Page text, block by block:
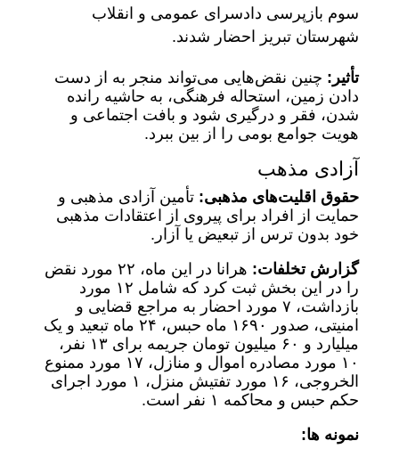
سوم بازپرسی دادسرای عمومی و انقلاب
شهرستان تبریز احضار شدند.
تأثیر: چنین نقض‌هایی می‌تواند منجر به از دست
دادن زمین، استحاله فرهنگی، به حاشیه رانده
شدن، فقر و درگیری شود و بافت اجتماعی و
هویت جوامع بومی را از بین ببرد.
آزادی مذهب
حقوق اقلیت‌های مذهبی: تأمین آزادی مذهبی و
حمایت از افراد برای پیروی از اعتقادات مذهبی
خود بدون ترس از تبعیض یا آزار.
گزارش تخلفات:
هرانا در این ماه، ۲۲ مورد نقض
را در این بخش ثبت کرد که شامل ۱۲ مورد
بازداشت، ۷ مورد احضار به مراجع قضایی و
امنیتی، صدور ۱۶۹۰ ماه حبس، ۲۴ ماه تبعید و یک
میلیارد و ۶۰ میلیون تومان جریمه برای ۱۳ نفر،
۱۰ مورد مصادره اموال و منازل، ۱۷ مورد ممنوع
الخروجی، ۱۶ مورد تفتیش منزل، ۱ مورد اجرای
حکم حبس و محاکمه ۱ نفر است.
نمونه ها: